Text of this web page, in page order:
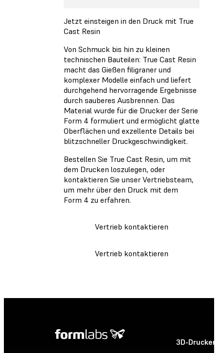
Jetzt einsteigen in den Druck mit True
Cast Resin
Von Schmuck bis hin zu kleinen
technischen Bauteilen: True Cast Resin
macht das Gießen filigraner und
komplexer Modelle einfach und liefert
durchgehend hervorragende Ergebnisse
durch sauberes Ausbrennen. Das
Material wurde für die Drucker der Serie
Form 4 formuliert und ermöglicht glatte
Oberflächen und exzellente Details bei
blitzschneller Druckgeschwindigkeit.
Bestellen Sie True Cast Resin, um mit
dem Drucken loszulegen, oder
kontaktieren Sie unser Vertriebsteam,
um mehr über den Druck mit dem
Form 4 zu erfahren.
Vertrieb kontaktieren
Vertrieb kontaktieren
3D-Drucker